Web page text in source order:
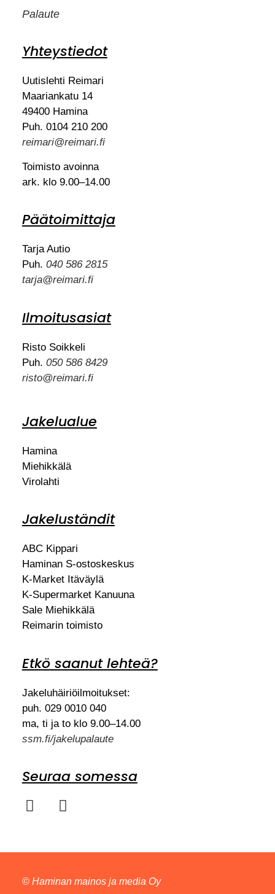
Palaute
Yhteystiedot
Uutislehti Reimari
Maariankatu 14
49400 Hamina
Puh. 0104 210 200
reimari@reimari.fi
Toimisto avoinna
ark. klo 9.00–14.00
Päätoimittaja
Tarja Autio
Puh. 040 586 2815
tarja@reimari.fi
Ilmoitusasiat
Risto Soikkeli
Puh. 050 586 8429
risto@reimari.fi
Jakelualue
Hamina
Miehikkälä
Virolahti
Jakeluständit
ABC Kippari
Haminan S-ostoskeskus
K-Market Itäväylä
K-Supermarket Kanuuna
Sale Miehikkälä
Reimarin toimisto
Etkö saanut lehteä?
Jakeluhäiriöilmoitukset:
puh. 029 0010 040
ma, ti ja to klo 9.00–14.00
ssm.fi/jakelupalaute
Seuraa somessa
© Haminan mainos ja media Oy